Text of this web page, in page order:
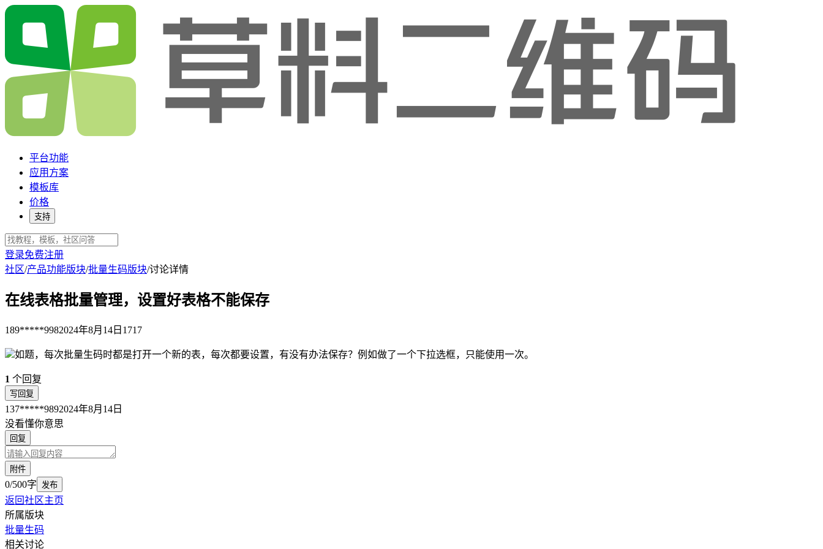
平台功能
应用方案
模板库
价格
支持
登录免费注册
社区/产品功能版块/批量生码版块/讨论详情
在线表格批量管理，设置好表格不能保存
189*****9982024年8月14日 1717
如题，每次批量生码时都是打开一个新的表，每次都要设置，有没有办法保存？例如做了一个下拉选框，只能使用一次。
1 个回复
写回复
137*****9892024年8月14日
没看懂你意思
回复
附件
0/500字 发布
返回社区主页
所属版块
批量生码
相关讨论